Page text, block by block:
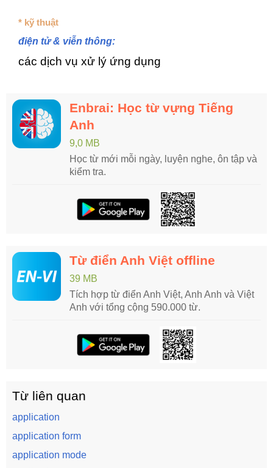
* kỹ thuật
điện tử & viễn thông:
các dịch vụ xử lý ứng dụng
Enbrai: Học từ vựng Tiếng
Anh
9,0 MB
Học từ mới mỗi ngày, luyện nghe, ôn tập và
kiểm tra.
Từ điển Anh Việt offline
39 MB
Tích hợp từ điển Anh Việt, Anh Anh và Việt
Anh với tổng cộng 590.000 từ.
Từ liên quan
application
application form
application mode